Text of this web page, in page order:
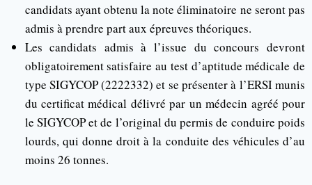
candidats ayant obtenu la note éliminatoire ne seront pas
admis à prendre part aux épreuves théoriques.
Les candidats admis à l’issue du concours devront
obligatoirement satisfaire au test d’aptitude médicale de
type SIGYCOP (2222332) et se présenter à l’ERSI munis
du certificat médical délivré par un médecin agréé pour
le SIGYCOP et de l’original du permis de conduire poids
lourds, qui donne droit à la conduite des véhicules d’au
moins 26 tonnes.